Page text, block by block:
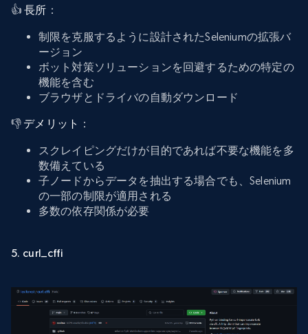
👍長所 ：
制限を克服するように設計されたSeleniumの拡張バ
ージョン
ボット対策ソリューションを回避するための特定の
機能を含む
ブラウザとドライバの自動ダウンロード
👎 デメリット ：
スクレイピングだけが目的であれば不要な機能を多
数備えている
子ノードからデータを抽出する場合でも、Selenium
の一部の制限が適用される
多数の依存関係が必要
5. curl_cffi